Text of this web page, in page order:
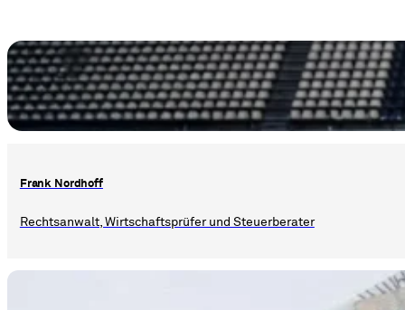
Frank Nordhoff
Rechtsanwalt, Wirtschaftsprüfer und Steuerberater